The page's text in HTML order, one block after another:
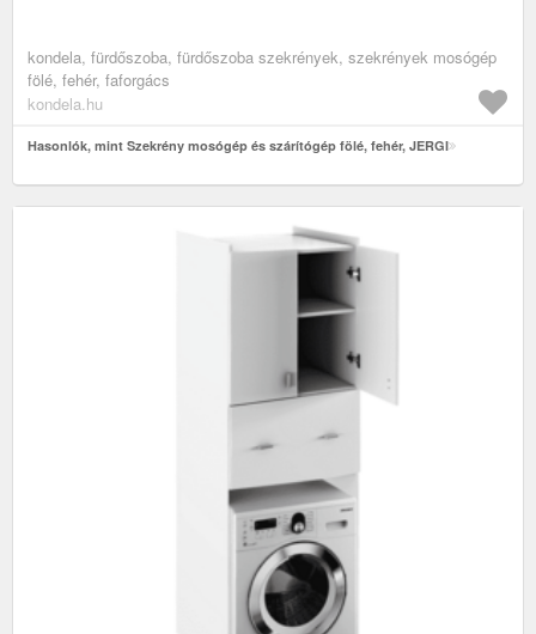
kondela, fürdőszoba, fürdőszoba szekrények, szekrények mosógép
fölé, fehér, faforgács
kondela.hu
Hasonlók, mint Szekrény mosógép és szárítógép fölé, fehér, JERGI